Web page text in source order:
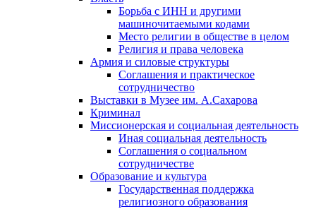
Борьба с ИНН и другими
машиночитаемыми кодами
Место религии в обществе в целом
Религия и права человека
Армия и силовые структуры
Соглашения и практическое
сотрудничество
Выставки в Музее им. А.Сахарова
Криминал
Миссионерская и социальная деятельность
Иная социальная деятельность
Соглашения о социальном
сотрудничестве
Образование и культура
Государственная поддержка
религиозного образования